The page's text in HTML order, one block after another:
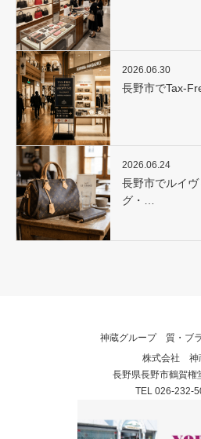
2026.06.30
長野市でTax-
2026.06.24
長野市でルイ
グ・…
神蔵グループ 質・ブ
株式会社 神
長野県長野市鶴賀権
TEL 026-232-